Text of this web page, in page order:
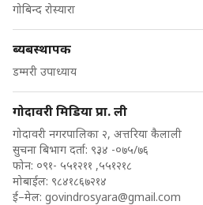
गोबिन्द रोस्यारा
ब्यबस्थापक
डम्मरी उपाध्याय
गोदावरी मिडिया प्रा. ली
गोदावरी नगरपालिका २, अत्तरिया कैलाली
सुचना बिभाग दर्ता: ९३४ -०७५/७६
फोन: ०९१- ५५१२११ ,५५१२१८
मोबाईल: ९८४१८६७२१४
ई–मेल: govindrosyara@gmail.com